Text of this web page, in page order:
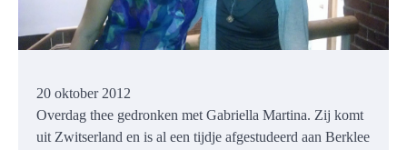
20 oktober 2012
Overdag thee gedronken met Gabriella Martina. Zij komt
uit Zwitserland en is al een tijdje afgestudeerd aan Berklee